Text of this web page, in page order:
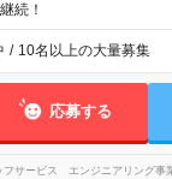
続！
/ 10名以上の大量募集
応募する
フサービス エンジニアリング事